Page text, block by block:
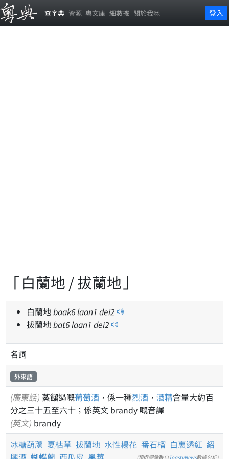
查字典 資源 粵文庫 細數據 關於我哋 登入
「白蘭地 / 拔蘭地」
白蘭地baak6laan1 dei2
拔蘭地bat6laan1 dei2
名詞
外來語
(廣東話) 蒸餾過嘅葡萄酒 ，係一種烈酒 ， 酒精含量大約百
分之三十五至六十；係英文 brandy 嘅音譯
(英文) brandy
冰糖葫蘆 夏枯草 拔蘭地 水性楊花 番石榴 白裏透紅 紹
(類近詞彙取自ToastyNews數據分析)